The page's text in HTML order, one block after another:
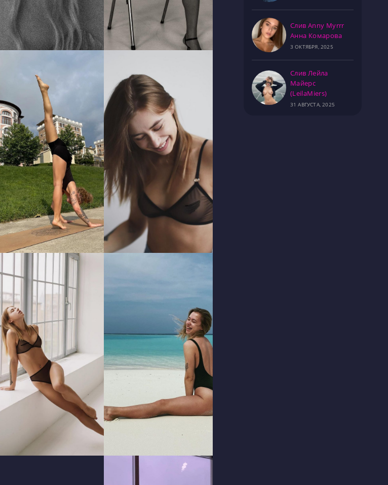
Слив Anny Myrrr
Анна Комарова
3 ОКТЯБРЯ, 2025
Слив Лейла
Майерс
(LeilaMiers)
31 АВГУСТА, 2025